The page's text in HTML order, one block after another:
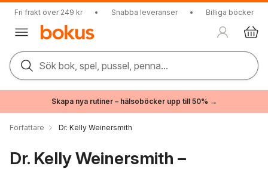
Fri frakt över 249 kr • Snabba leveranser • Billiga böcker
Sök bok, spel, pussel, penna...
Skapa nya rutiner – hälsoböcker upp till 50% →
Författare Dr. Kelly Weinersmith
Dr. Kelly Weinersmith –